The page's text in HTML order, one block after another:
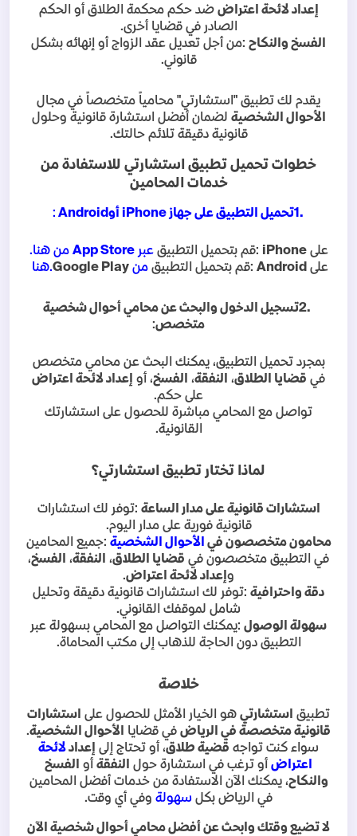
إعداد لائحة اعتراض ضد حكم محكمة الطلاق أو الحكم
الصادر في قضايا أخرى.
الفسخ والنكاح :من أجل تعديل عقد الزواج أو إنهائه بشكل
قانوني.
يقدم لك تطبيق "استشارتي" محامياً متخصصاً في مجال
الأحوال الشخصية لضمان أفضل استشارة قانونية وحلول
قانونية دقيقة تلائم حالتك.
خطوات تحميل تطبيق استشارتي للاستفادة من
خدمات المحامين
1.تحميل التطبيق على جهازiPhone أوAndroid
:
علىiPhone
:قم بتحميل التطبيقعبرApp Store من هنا.
على Android
:قم بتحميل التطبيق من Google Play هنا.
2.تسجيل الدخول والبحث عن محامي أحوال شخصية
متخصص:
بمجرد تحميل التطبيق، يمكنك البحث عن محامي متخصص
في قضايا الطلاق، النفقة، الفسخ، أو إعداد لائحة اعتراض
على حكم.
تواصل مع المحامي مباشرة للحصول على استشارتك
القانونية.
لماذا تختار تطبيق استشارتي؟
استشارات قانونية على مدار الساعة :توفر لك استشارات
قانونية فورية على مدار اليوم.
محامون متخصصون في الأحوال الشخصية :جميع المحامين
في التطبيق متخصصون في قضايا الطلاق، النفقة، الفسخ،
وإعداد لائحة اعتراض.
دقة واحترافية :توفر لك استشارات قانونية دقيقة وتحليل
شامل لموقفك القانوني.
سهولة الوصول :يمكنك التواصل مع المحامي بسهولة عبر
التطبيق دون الحاجة للذهاب إلى مكتب المحاماة.
خلاصة
تطبيق استشارتي هو الخيار الأمثل للحصول على استشارات
قانونية متخصصة في الرياض في قضايا الأحوال الشخصية.
سواء كنت تواجه قضية طلاق، أو تحتاج إلى إعدادلائحة
اعتراض أو ترغب في استشارة حول النفقة أو الفسخ
والنكاح، يمكنك الآن الاستفادة من خدمات أفضل المحامين
في الرياض بكل سهولة وفي أي وقت.
لا تضيع وقتك وابحث عن أفضل محامي أحوال شخصية الآن